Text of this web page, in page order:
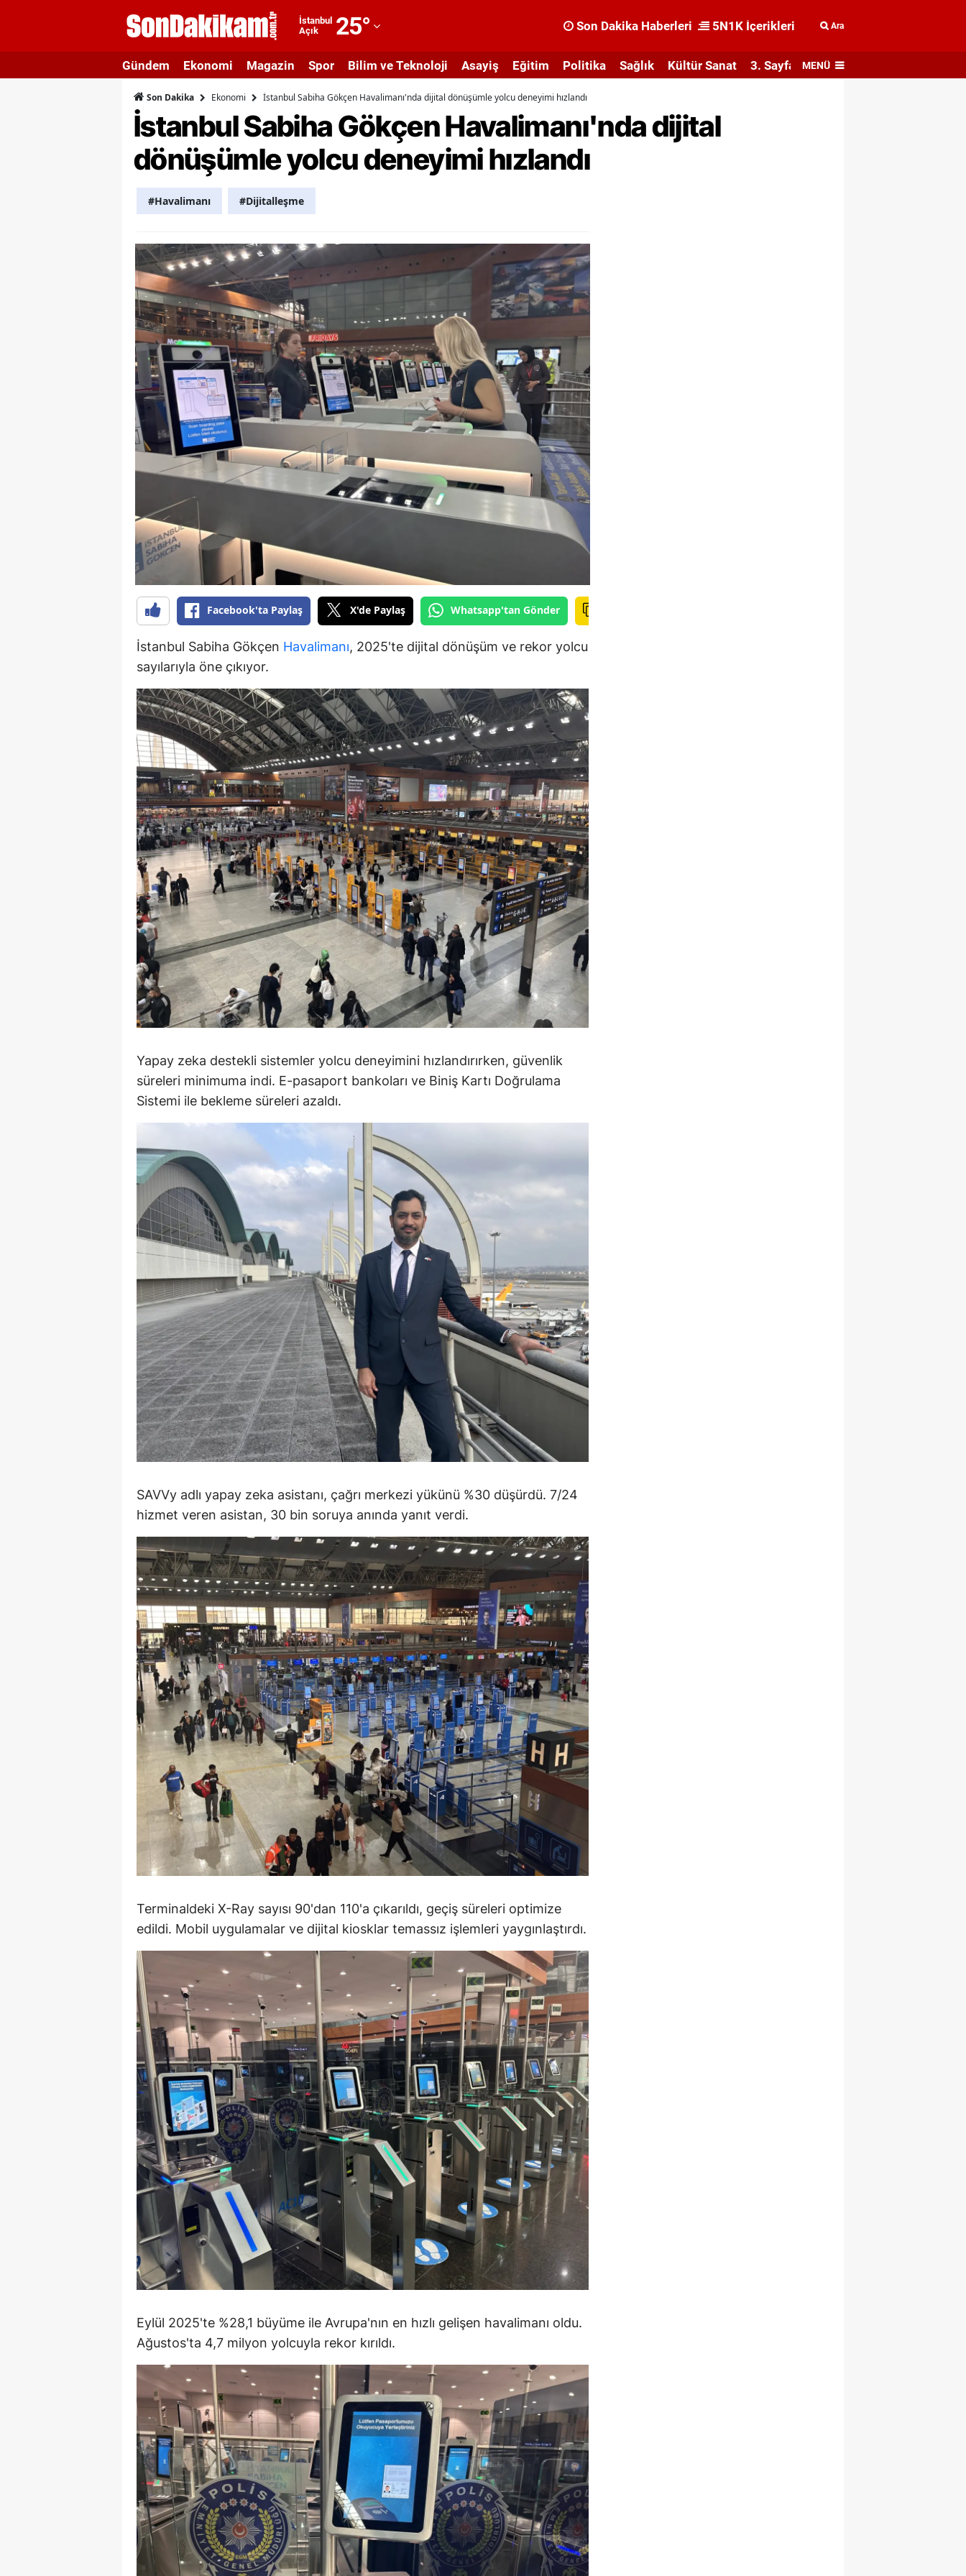
İstanbul
Açık
25°
Adıyaman
Afyonkarahisar
Ağrı
Amasya
Ankara
Artvin
Aydın
Bilecik
Bingöl
Bitlis
Bolu
Burdur
Bursa
Çorum
Denizli
Elazığ
Erzincan
Erzurum
Eskişehir
Gaziantep
Giresun
Gümüşhane
Hakkari
Hatay
Isparta
Mersin
İstanbul
Kastamonu
Kırklareli
Kocaeli
Konya
Kütahya
Malatya
Manisa
Kahramanmaraş
Mardin
Muğla
Muş
Nevşehir
Niğde
Ordu
Rize
Sakarya
Samsun
Siirt
Sinop
Sivas
Tekirdağ
Tokat
Trabzon
Tunceli
Şanlıurfa
Van
Yozgat
Zonguldak
Aksaray
Bayburt
Karaman
Kırıkkale
Batman
Şırnak
Bartın
Ardahan
Iğdır
Yalova
Kilis
Osmaniye
Düzce
Son Dakika Haberleri 5N1K İçerikleri Ara
Gündem Ekonomi Magazin Spor Bilim ve Teknoloji Asayiş Eğitim Politika Sağlık Kültür Sanat 3. Sayfa MENÜ
Son Dakika Ekonomi İstanbul Sabiha Gökçen Havalimanı'nda dijital dönüşümle yolcu deneyimi hızlandı
İstanbul Sabiha Gökçen Havalimanı'nda dijital
dönüşümle yolcu deneyimi hızlandı
#Havalimanı #Dijitalleşme
Facebook'ta Paylaş X'de Paylaş Whatsapp'tan Gönder
İstanbul Sabiha Gökçen Havalimanı, 2025'te dijital dönüşüm ve rekor yolcu
sayılarıyla öne çıkıyor.
Yapay zeka destekli sistemler yolcu deneyimini hızlandırırken, güvenlik
süreleri minimuma indi. E-pasaport bankoları ve Biniş Kartı Doğrulama
Sistemi ile bekleme süreleri azaldı.
SAVVy adlı yapay zeka asistanı, çağrı merkezi yükünü %30 düşürdü. 7/24
hizmet veren asistan, 30 bin soruya anında yanıt verdi.
Terminaldeki X-Ray sayısı 90'dan 110'a çıkarıldı, geçiş süreleri optimize
edildi. Mobil uygulamalar ve dijital kiosklar temassız işlemleri yaygınlaştırdı.
Eylül 2025'te %28,1 büyüme ile Avrupa'nın en hızlı gelişen havalimanı oldu.
Ağustos'ta 4,7 milyon yolcuyla rekor kırıldı.